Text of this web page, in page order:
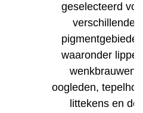
geselecteerd
verschillende
waaronder
wenkbrauwen,
oogleden,
littekens en de